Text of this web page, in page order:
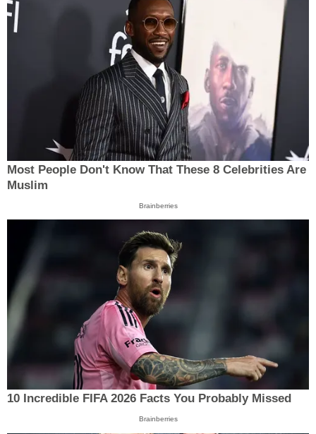
Most People Don't Know That These 8 Celebrities Are
Muslim
Brainberries
10 Incredible FIFA 2026 Facts You Probably Missed
Brainberries